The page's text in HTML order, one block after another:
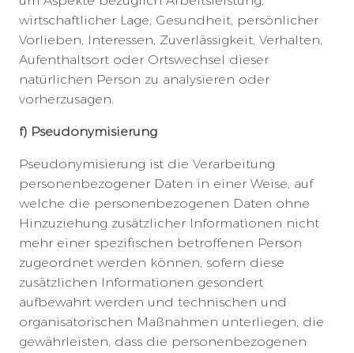
wirtschaftlicher Lage, Gesundheit, persönlicher
Vorlieben, Interessen, Zuverlässigkeit, Verhalten,
Aufenthaltsort oder Ortswechsel dieser
natürlichen Person zu analysieren oder
vorherzusagen.
f) Pseudonymisierung
Pseudonymisierung ist die Verarbeitung
personenbezogener Daten in einer Weise, auf
welche die personenbezogenen Daten ohne
Hinzuziehung zusätzlicher Informationen nicht
mehr einer spezifischen betroffenen Person
zugeordnet werden können, sofern diese
zusätzlichen Informationen gesondert
aufbewahrt werden und technischen und
organisatorischen Maßnahmen unterliegen, die
gewährleisten, dass die personenbezogenen